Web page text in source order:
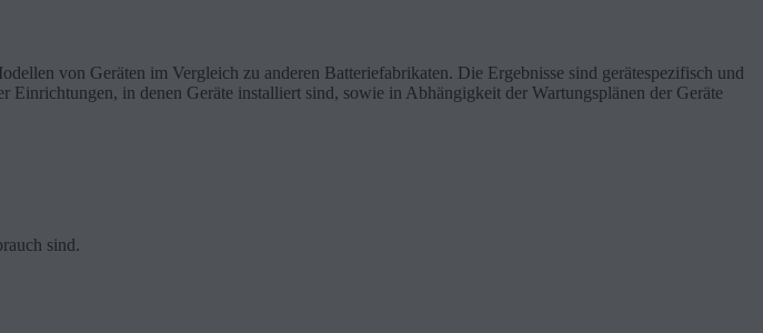
von Geräten im Vergleich zu anderen Batteriefabrikaten. Die Ergebnisse sind gerätespezifisch und
in denen Geräte installiert sind, sowie in Abhängigkeit der Wartungsplänen der Geräte
sind.